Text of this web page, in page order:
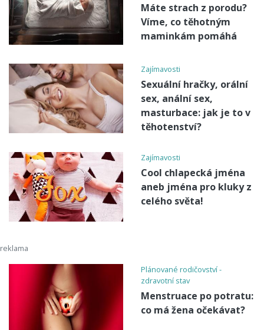
Máte strach z porodu?
Víme, co těhotným
maminkám pomáhá
Zajímavosti
Sexuální hračky, orální
sex, anální sex,
masturbace: jak je to v
těhotenství?
Zajímavosti
Cool chlapecká jména
aneb jména pro kluky z
celého světa!
Plánované rodičovství -
zdravotní stav
Menstruace po potratu:
co má žena očekávat?